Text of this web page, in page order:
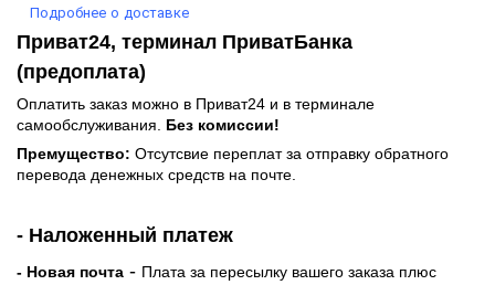
Подробнее о доставке
Приват24, терминал ПриватБанка
(предоплата)
Оплатить заказ можно в Приват24 и в терминале
самообслуживания. Без комиссии!
Премущество: Отсутсвие переплат за отправку обратного
перевода денежных средств на почте.
- Наложенный платеж
- Новая почта - Плата за пересылку вашего заказа плюс